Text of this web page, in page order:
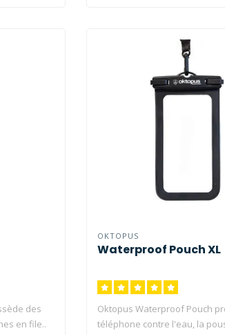
des
en file..
OKTOPUS
Waterproof Pouch XL
Oktopus Waterproof Pouch
téléphone contre l'eau, la